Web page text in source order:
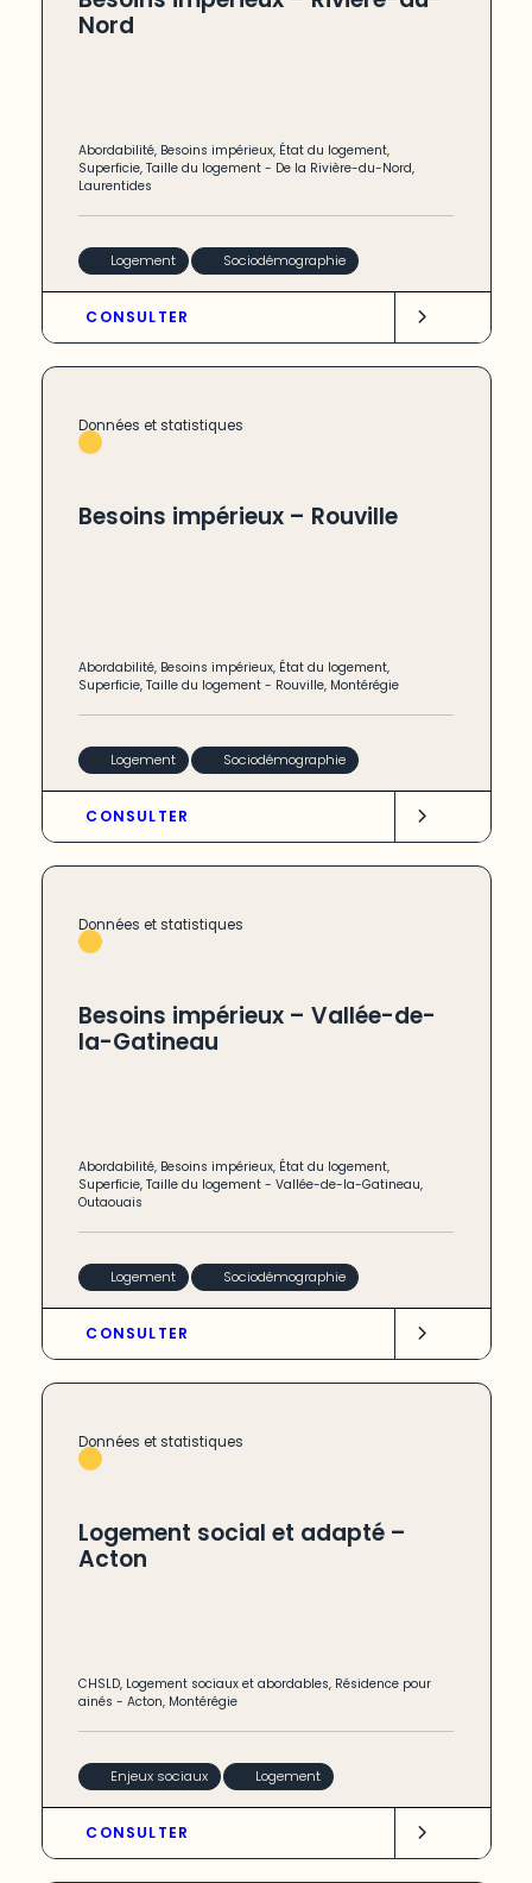
Nord
Abordabilité, Besoins impérieux, État du logement,
Superficie,Taille du logement - De la Rivière-du-Nord,
Laurentides
Logement Sociodémographie
CONSULTER
Données et statistiques
Besoins impérieux – Rouville
Abordabilité, Besoins impérieux, État du logement,
Superficie,Taille du logement - Rouville, Montérégie
Logement Sociodémographie
CONSULTER
Données et statistiques
Besoins impérieux – Vallée-de-
la-Gatineau
Abordabilité, Besoins impérieux, État du logement,
Superficie,Taille du logement -Vallée-de-la-Gatineau,
Outaouais
Logement Sociodémographie
CONSULTER
Données et statistiques
Logement social et adapté –
Acton
CHSLD, Logement sociaux et abordables, Résidence pour
ainés -Acton, Montérégie
Enjeux sociaux Logement
CONSULTER